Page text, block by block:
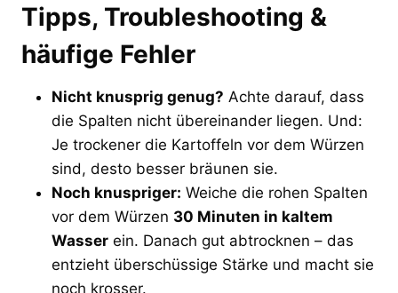
Tipps, Troubleshooting &
häufige Fehler
Nicht knusprig genug? Achte darauf, dass
die Spalten nicht übereinander liegen. Und:
Je trockener die Kartoffeln vor dem Würzen
sind, desto besser bräunen sie.
Noch knuspriger: Weiche die rohen Spalten
vor dem Würzen 30 Minuten in kaltem
Wasser ein. Danach gut abtrocknen – das
entzieht überschüssige Stärke und macht sie
noch krosser.